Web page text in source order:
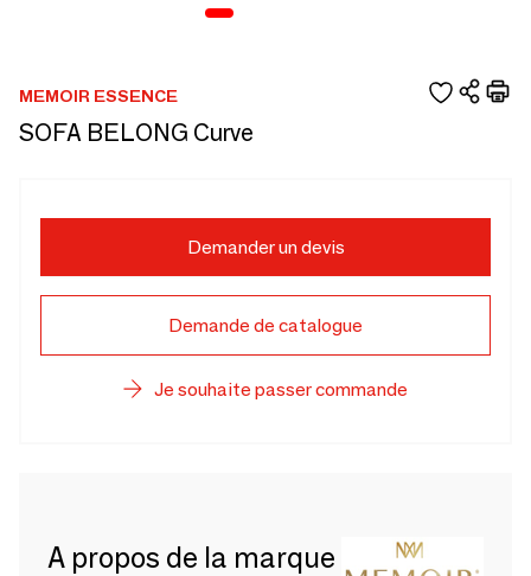
MEMOIR ESSENCE
SOFA BELONG Curve
Demander un devis
Demande de catalogue
Je souhaite passer commande
A propos de la marque